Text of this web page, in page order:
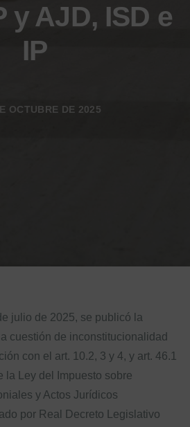
y AJD, ISD e
IP
OCTUBRE DE 2025
julio de 2025, se publicó la
cuestión de inconstitucionalidad
con el art. 10.2, 3 y 4, y art. 46.1
la Ley del Impuesto sobre
y Actos Jurídicos
por Real Decreto Legislativo